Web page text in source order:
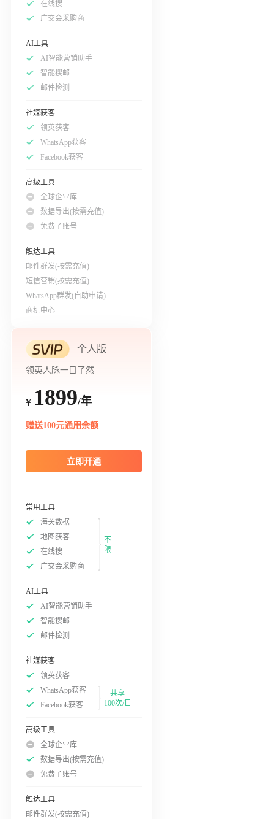
在线搜
广交会采购商
AI工具
AI智能营销助手
智能搜邮
邮件检测
社媒获客
领英获客
WhatsApp获客
Facebook获客
高级工具
全球企业库
数据导出(按需充值)
免费子账号
触达工具
邮件群发(按需充值)
短信营销(按需充值)
WhatsApp群发(自助申请)
商机中心
个人版
领英人脉一目了然
¥ 1899/年
赠送100元通用余额
立即开通
常用工具
海关数据
地图获客
在线搜
广交会采购商
不
限
AI工具
AI智能营销助手
智能搜邮
邮件检测
社媒获客
领英获客
WhatsApp获客
Facebook获客
共享
100次/日
高级工具
全球企业库
数据导出(按需充值)
免费子账号
触达工具
邮件群发(按需充值)